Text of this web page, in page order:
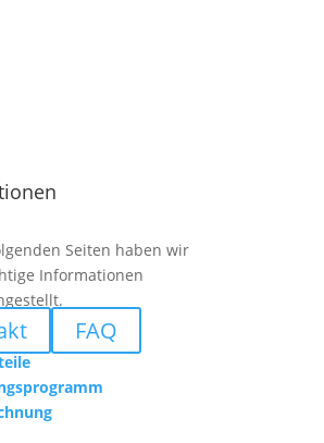
Seiten haben wir
Informationen
FAQ